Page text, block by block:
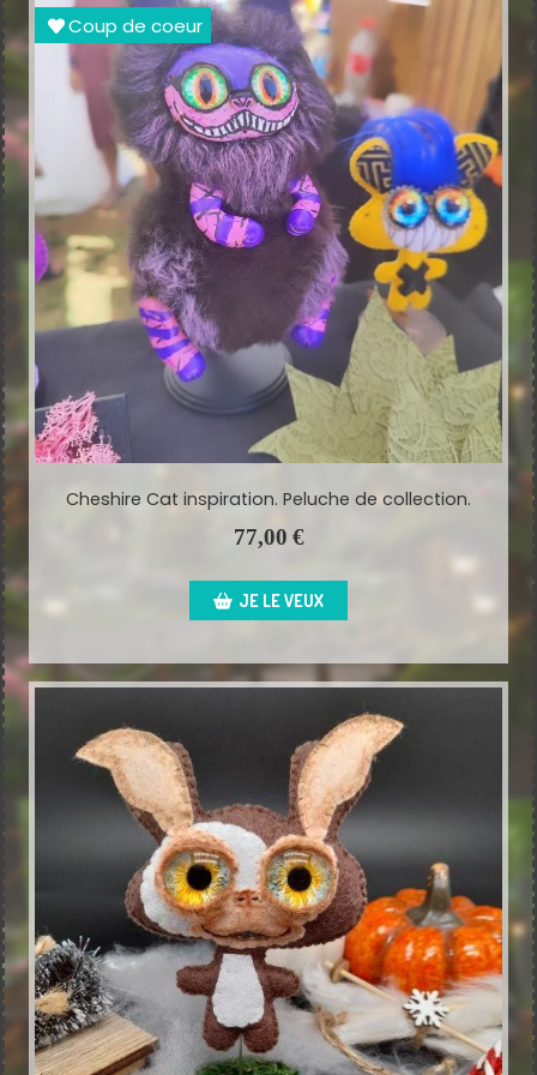
Coup de coeur
Cheshire Cat inspiration. Peluche de collection.
77,00 €
JE LE VEUX